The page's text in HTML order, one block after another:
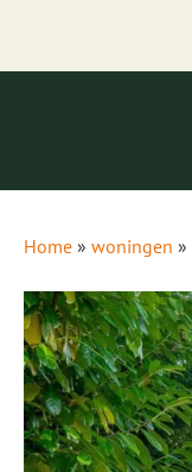
Home » woningen »